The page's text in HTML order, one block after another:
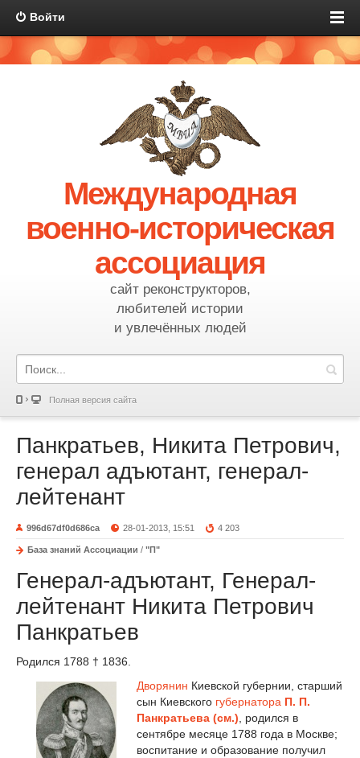
Войти
Международная
военно-историческая
ассоциация
сайт реконструкторов,
любителей истории
и увлечённых людей
Полная версия сайта
Панкратьев, Никита Петрович,
генерал адъютант, генерал-
лейтенант
996d67df0d686ca 28-01-2013, 15:51 4 203
База знаний Ассоциации / "П"
Генерал-адъютант, Генерал-
лейтенант Никита Петрович
Панкратьев
Родился 1788 † 1836.
Дворянин Киевской губернии, старший
сын Киевского губернатора П. П.
Панкратьева (см.) , родился в
сентябре месяце 1788 года в Москве;
воспитание и образование получил